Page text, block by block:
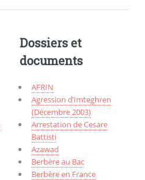
Dossiers et
documents
AFRIN
Agression d’Imteghren
(Décembre 2003)
Arrestation de Cesare
Battisti
Azawad
Berbère au Bac
Berbère en France